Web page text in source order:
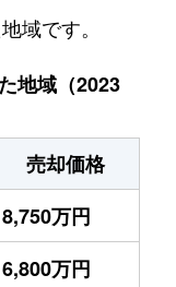
域です。
地域（2023
売却価格
8,750万円
6,800万円